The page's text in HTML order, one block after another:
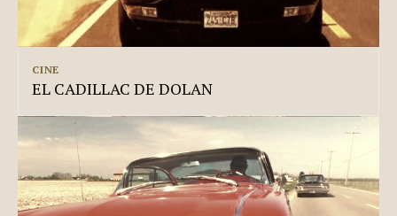
CINE
EL CADILLAC DE DOLAN